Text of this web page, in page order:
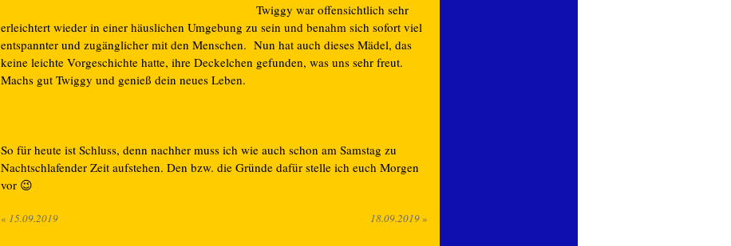
Twiggy war offensichtlich sehr
erleichtert wieder in einer häuslichen Umgebung zu sein und benahm sich sofort viel
entspannter und zugänglicher mit den Menschen. Nun hat auch dieses Mädel, das
keine leichte Vorgeschichte hatte, ihre Deckelchen gefunden, was uns sehr freut.
Machs gut Twiggy und genieß dein neues Leben.
So für heute ist Schluss, denn nachher muss ich wie auch schon am Samstag zu
Nachtschlafender Zeit aufstehen. Den bzw. die Gründe dafür stelle ich euch Morgen
vor 😉
« 15.09.2019 18.09.2019»